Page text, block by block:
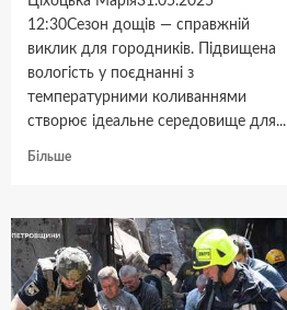
12:30Сезон дощів — справжній
виклик для городників. Підвищена
вологість у поєднанні з
температурними коливаннями
створює ідеальне середовище для...
БільшеДокладніше
врятувати
томатну
розсаду
від
фітофтори: